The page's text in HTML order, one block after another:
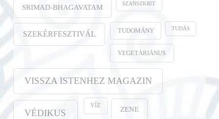
SRIMAD-BHAGAVATAM SZANSZKRIT
SZEKÉRFESZTIVÁL TUDOMÁNY TUDÁS
VEGETÁRIÁNUS
VISSZA ISTENHEZ MAGAZIN
VÉDIKUS
VÍZ ZENE